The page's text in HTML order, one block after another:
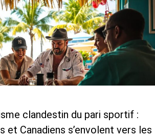
clandestin du pari sportif :
et Canadiens s’envolent vers les